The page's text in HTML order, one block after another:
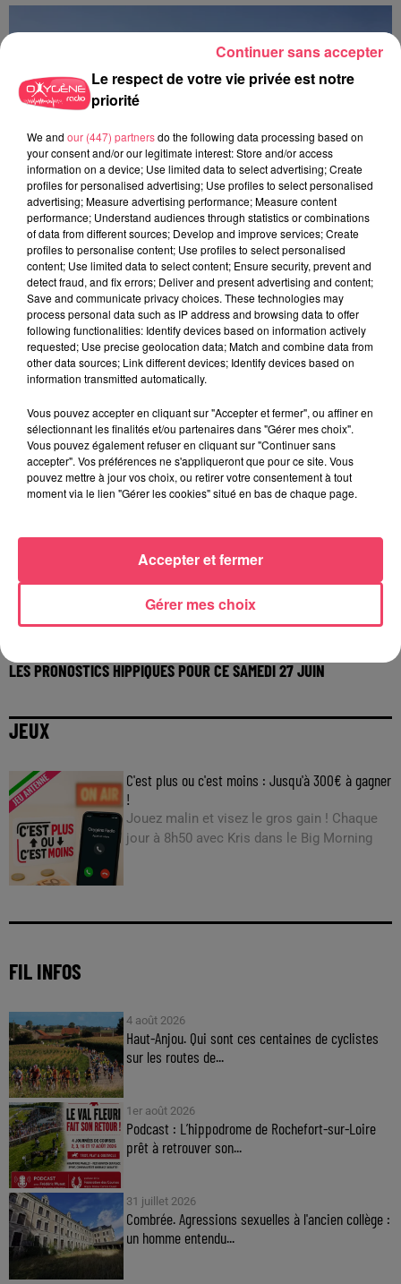
28 juin 2026
LES PRONOSTICS HIPPIQUES POUR CE DIMANCHE 28 JUIN
LES PRONOSTICS HIPPIQUES POUR CE SAMEDI 27 JUIN
JEUX
C'est plus ou c'est moins : Jusqu'à 300€ à gagner
!
Jouez malin et visez le gros gain ! Chaque
jour à 8h50 avec Kris dans le Big Morning
FIL INFOS
4 août 2026
Haut-Anjou. Qui sont ces centaines de cyclistes
sur les routes de...
1er août 2026
Podcast : L’hippodrome de Rochefort-sur-Loire
prêt à retrouver son...
31 juillet 2026
Combrée. Agressions sexuelles à l'ancien collège :
un homme entendu...
Le respect de votre vie privée est notre
priorité
We and our (447) partnersdo the following data processing based on
your consent and/or our legitimate interest: Store and/or access
information on a device; Use limited data to select advertising; Create
profiles for personalised advertising; Use profiles to select personalised
advertising; Measure advertising performance; Measure content
performance; Understand audiences through statistics or combinations
of data from different sources; Develop and improve services; Create
profiles to personalise content; Use profiles to select personalised
content; Use limited data to select content; Ensure security, prevent and
detect fraud, and fix errors; Deliver and present advertising and content;
Save and communicate privacy choices. These technologies may
process personal data such as IP address and browsing data to offer
following functionalities: Identify devices based on information actively
requested; Use precise geolocation data; Match and combine data from
other data sources; Link different devices; Identify devices based on
information transmitted automatically.
Vous pouvez accepter en cliquant sur "Accepter et fermer", ou affiner en
sélectionnant les finalités et/ou partenaires dans "Gérer mes choix".
Vous pouvez également refuser en cliquant sur "Continuer sans
accepter". Vos préférences ne s'appliqueront que pour ce site. Vous
pouvez mettre à jour vos choix, ou retirer votre consentement à tout
moment via le lien "Gérer les cookies" situé en bas de chaque page.
Gérer mes choix
Accepter et fermer
Continuer sans accepter